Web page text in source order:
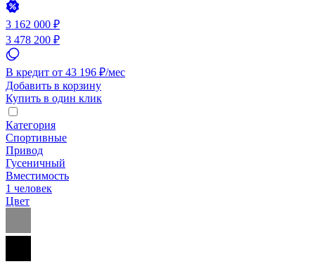
3 162 000 ₽
3 478 200 ₽
В кредит от 43 196 ₽/мес
Добавить в корзину
Купить в один клик
Категория
Спортивные
Привод
Гусеничный
Вместимость
1 человек
Цвет